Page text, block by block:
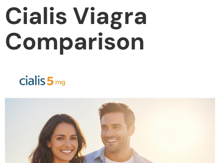
Cialis Viagra
Comparison